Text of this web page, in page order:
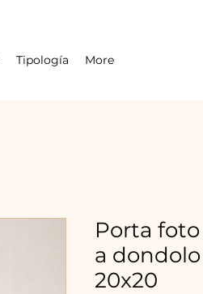
Tipología More
Porta
a
20x20